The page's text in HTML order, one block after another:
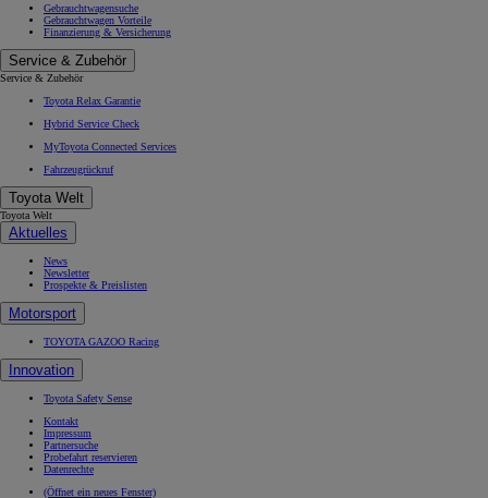
Gebrauchtwagensuche
Gebrauchtwagen Vorteile
Finanzierung & Versicherung
Service & Zubehör
Service & Zubehör
Toyota Relax Garantie
Hybrid Service Check
MyToyota Connected Services
Fahrzeugrückruf
Toyota Welt
Toyota Welt
Aktuelles
News
Newsletter
Prospekte & Preislisten
Motorsport
TOYOTA GAZOO Racing
Innovation
Toyota Safety Sense
Kontakt
Impressum
Partnersuche
Probefahrt reservieren
Datenrechte
(Öffnet ein neues Fenster)